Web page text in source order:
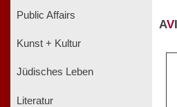
Public Affairs
Kunst + Kultur
Jüdisches Leben
Literatur
AV